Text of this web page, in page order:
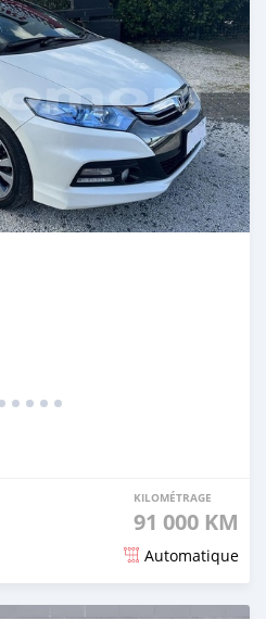
KILOMÉTRAGE
91 000 KM
Automatique